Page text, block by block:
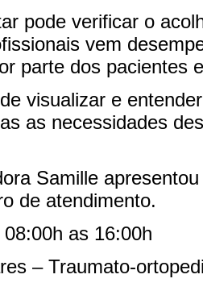
pode verificar o
vem
parte dos pacientes
visualizar e
as necessidades
Samille
de atendimento.
as 16:00h
– Traumato-